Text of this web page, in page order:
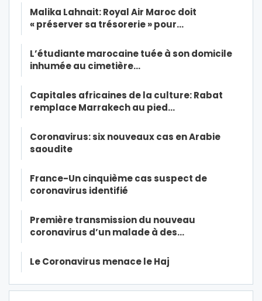
Malika Lahnait: Royal Air Maroc doit
« préserver sa trésorerie » pour…
L’étudiante marocaine tuée à son domicile
inhumée au cimetière…
Capitales africaines de la culture: Rabat
remplace Marrakech au pied…
Coronavirus: six nouveaux cas en Arabie
saoudite
France-Un cinquième cas suspect de
coronavirus identifié
Première transmission du nouveau
coronavirus d’un malade à des…
Le Coronavirus menace le Haj